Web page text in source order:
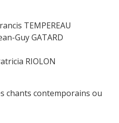
TEMPEREAU
Guy GATARD
RIOLON
chants contemporains ou